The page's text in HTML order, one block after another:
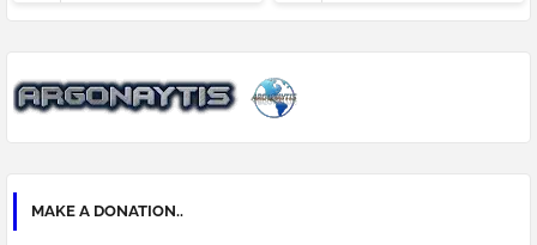
MAKE A DONATION..